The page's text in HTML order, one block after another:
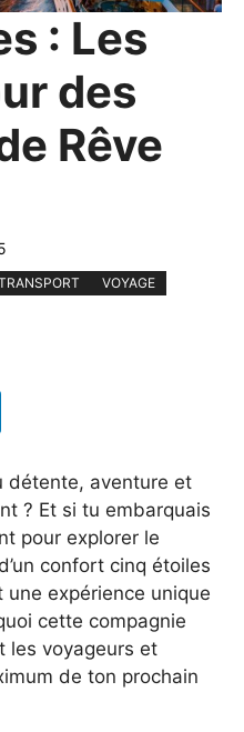
: Les
des
Rêve
VOYAGE
détente, aventure et
? Et si tu embarquais
pour explorer le
confort cinq étoiles
une expérience unique
cette compagnie
les voyageurs et
de ton prochain